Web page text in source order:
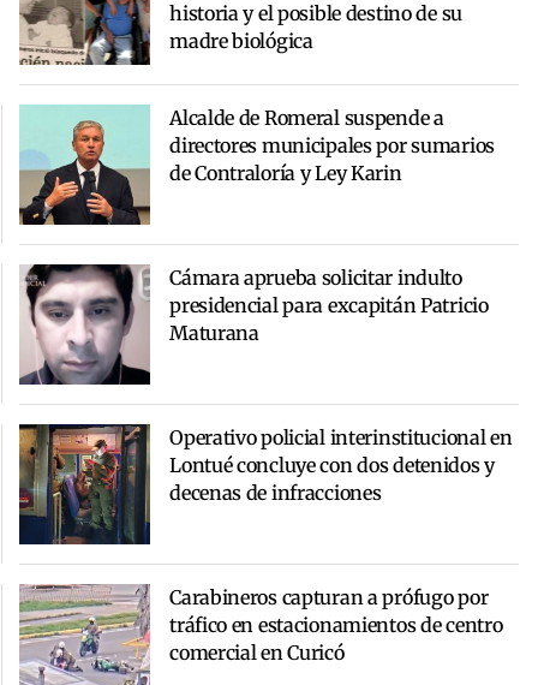
historia y el posible destino de su
madre biológica
Alcalde de Romeral suspende a
directores municipales por sumarios
de Contraloría y Ley Karin
Cámara aprueba solicitar indulto
presidencial para excapitán Patricio
Maturana
Operativo policial interinstitucional en
Lontué concluye con dos detenidos y
decenas de infracciones
Carabineros capturan a prófugo por
tráfico en estacionamientos de centro
comercial en Curicó